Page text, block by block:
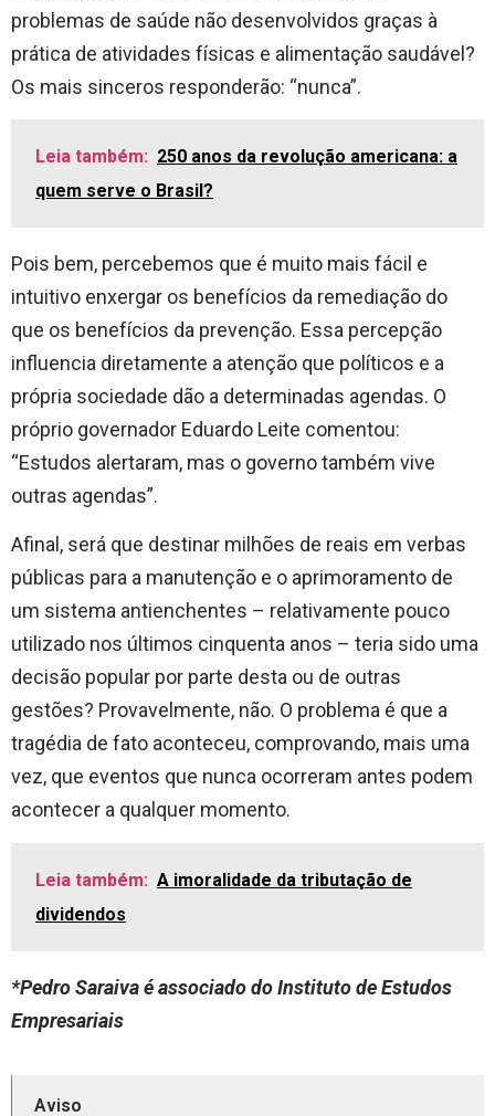
problemas de saúde não desenvolvidos graças à
prática de atividades físicas e alimentação saudável?
Os mais sinceros responderão: “nunca”.
Leia também: 250 anos da revolução americana: a
quem serve o Brasil?
Pois bem, percebemos que é muito mais fácil e
intuitivo enxergar os benefícios da remediação do
que os benefícios da prevenção. Essa percepção
influencia diretamente a atenção que políticos e a
própria sociedade dão a determinadas agendas. O
próprio governador Eduardo Leite comentou:
“Estudos alertaram, mas o governo também vive
outras agendas”.
Afinal, será que destinar milhões de reais em verbas
públicas para a manutenção e o aprimoramento de
um sistema antienchentes – relativamente pouco
utilizado nos últimos cinquenta anos – teria sido uma
decisão popular por parte desta ou de outras
gestões? Provavelmente, não. O problema é que a
tragédia de fato aconteceu, comprovando, mais uma
vez, que eventos que nunca ocorreram antes podem
acontecer a qualquer momento.
Leia também: A imoralidade da tributação de
dividendos
*Pedro Saraiva é associado do Instituto de Estudos
Empresariais
Aviso